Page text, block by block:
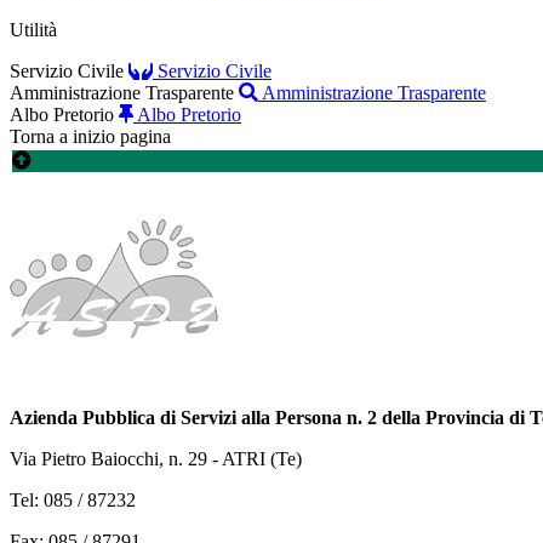
Utilità
Servizio Civile
Servizio Civile
Amministrazione Trasparente
Amministrazione Trasparente
Albo Pretorio
Albo Pretorio
Torna a inizio pagina
Azienda Pubblica di Servizi alla Persona n. 2 della Provincia di
Via Pietro Baiocchi, n. 29 - ATRI (Te)
Tel: 085 / 87232